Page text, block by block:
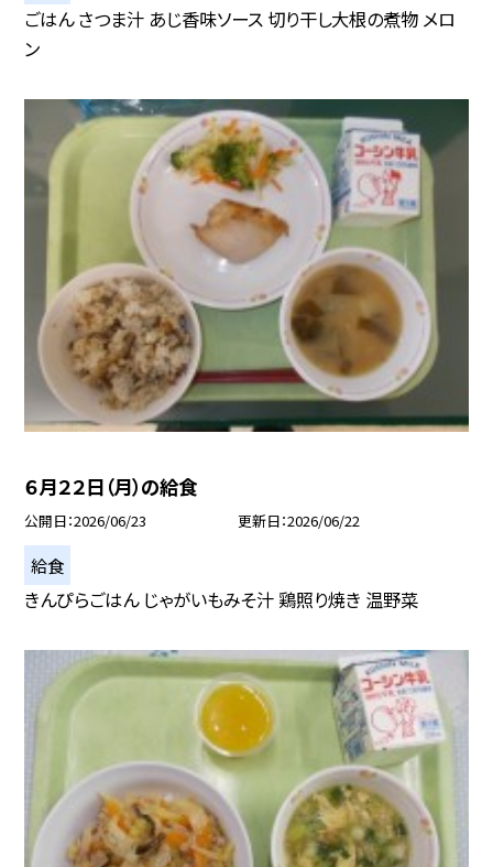
ごはん さつま汁 あじ香味ソース 切り干し大根の煮物 メロ
ン
６月２２日（月）の給食
公開日 2026/06/23 更新日 2026/06/22
給食
きんぴらごはん じゃがいもみそ汁 鶏照り焼き 温野菜